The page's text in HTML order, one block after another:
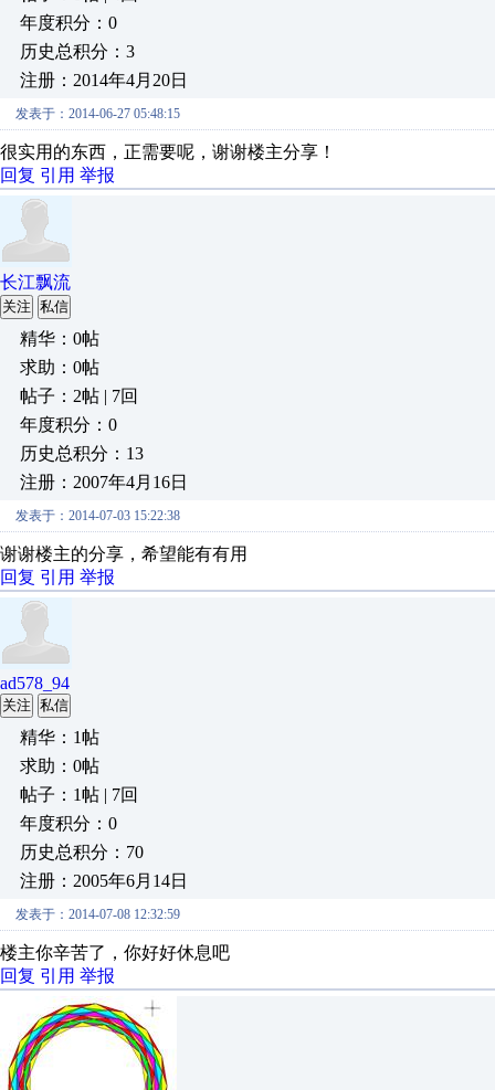
年度积分：0
历史总积分：3
注册：2014年4月20日
发表于：2014-06-27 05:48:15
很实用的东西，正需要呢，谢谢楼主分享！
回复 引用 举报
长江飘流
关注 私信
精华：0帖
求助：0帖
帖子：2帖 | 7回
年度积分：0
历史总积分：13
注册：2007年4月16日
发表于：2014-07-03 15:22:38
谢谢楼主的分享，希望能有有用
回复 引用 举报
ad578_94
关注 私信
精华：1帖
求助：0帖
帖子：1帖 | 7回
年度积分：0
历史总积分：70
注册：2005年6月14日
发表于：2014-07-08 12:32:59
楼主你辛苦了，你好好休息吧
回复 引用 举报